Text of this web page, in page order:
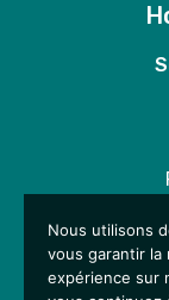
Nous utilisons
vous garantir la
expérience sur